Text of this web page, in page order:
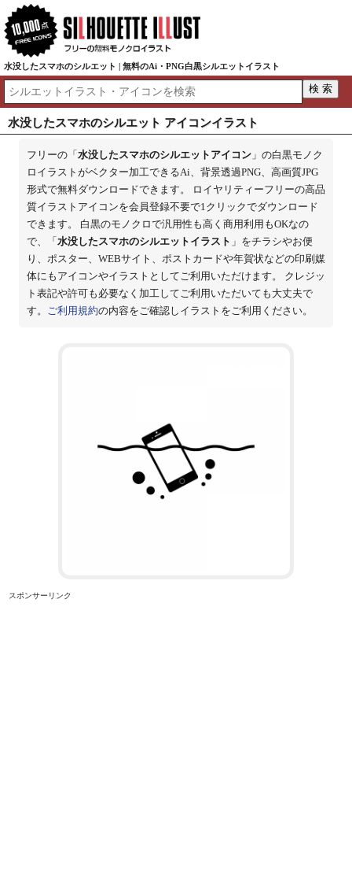
水没したスマホのシルエット | 無料のAi・PNG白黒シルエットイラスト
水没したスマホのシルエット アイコンイラスト
フリーの「 水没したスマホのシルエットアイコン」の白黒モノク
ロイラストがベクター加工できるAi、背景透過PNG、高画質JPG
形式で無料ダウンロードできます。 ロイヤリティーフリーの高品
質イラストアイコンを会員登録不要で1クリックでダウンロード
できます。 白黒のモノクロで汎用性も高く商用利用もOKなの
で、「 水没したスマホのシルエットイラスト 」をチラシやお便
り、ポスター、WEBサイト、ポストカードや年賀状などの印刷媒
体にもアイコンやイラストとしてご利用いただけます。 クレジッ
ト表記や許可も必要なく加工してご利用いただいても大丈夫で
す。 ご利用規約の内容をご確認しイラストをご利用ください。
スポンサーリンク